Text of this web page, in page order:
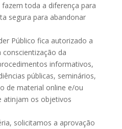
toda a diferença para
segura para abandonar
Público fica autorizado a
conscientização da
informativos,
públicas, seminários,
de material online e/ou
atinjam os objetivos
solicitamos a aprovação